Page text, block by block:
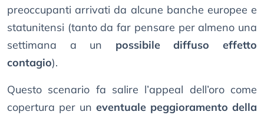
preoccupanti arrivati da alcune banche europee e
statunitensi (tanto da far pensare per almeno una
settimana a un possibile diffuso effetto
contagio).
Questo scenario fa salire l’appeal dell’oro come
copertura per un eventuale peggioramento della